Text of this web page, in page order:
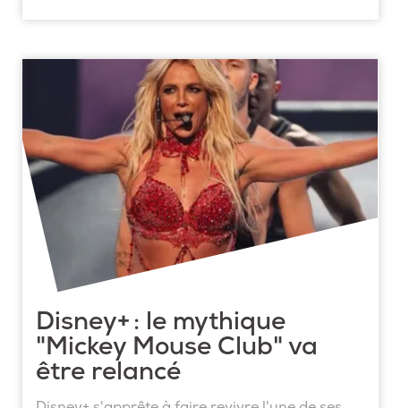
Disney+ : le mythique
"Mickey Mouse Club" va
être relancé